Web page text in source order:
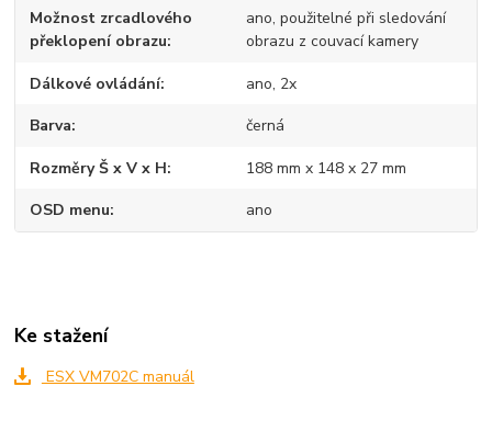
Možnost zrcadlového
překlopení obrazu
ano, použitelné při sledování
obrazu z couvací kamery
Dálkové ovládání ano, 2x
Barva černá
Rozměry Š x V x H 188 mm x 148 x 27 mm
OSD menu ano
Ke stažení
ESX VM702C manuál